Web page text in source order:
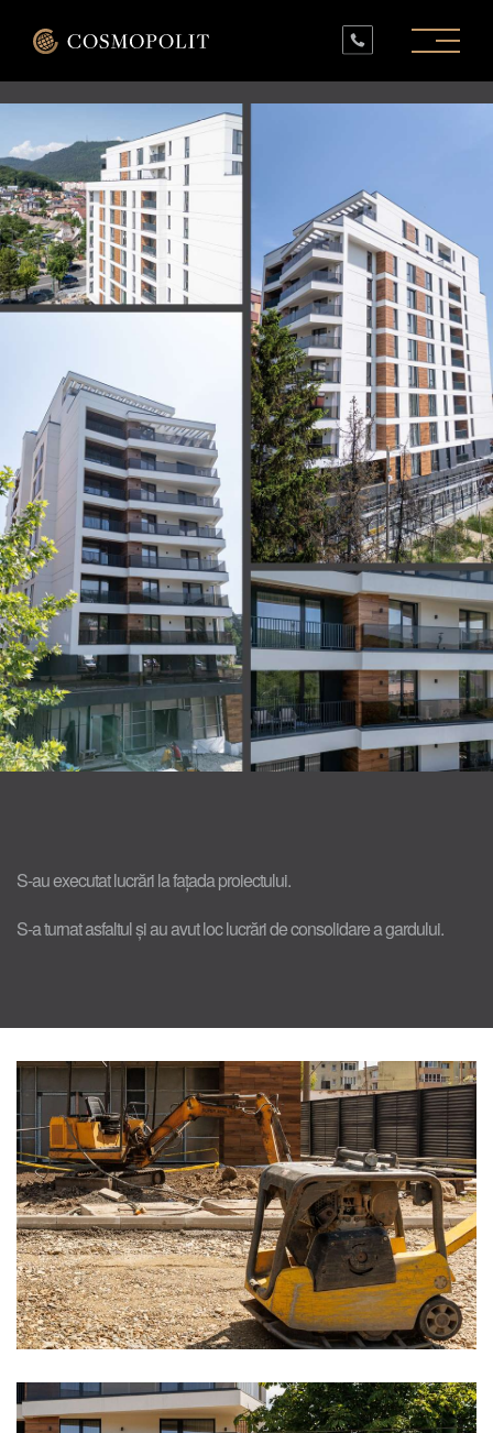
PROIECTE ÎN LUCRU
PROIECTE FINALIZATE
SPAȚII COMERCIALE
INFO
S-au executat lucrări la fațada proiectului.
S-a turnat asfaltul și au avut loc lucrări de consolidare a gardului.